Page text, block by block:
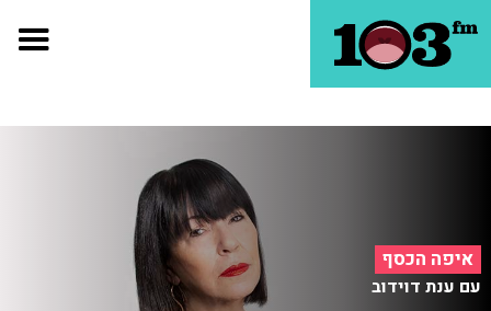
איפה הכסף
עם ענת דוידוב